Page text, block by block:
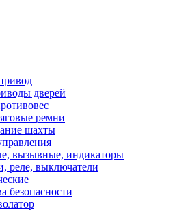
дверей
ремни
шахты
вызывные, индикаторы
реле, выключатели
безопасности